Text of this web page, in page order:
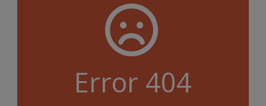
Error 404